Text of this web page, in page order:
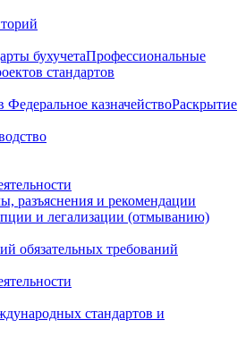
бухучетаПрофессиональные
стандартов
Федеральное казначействоРаскрытие
разъяснения и рекомендации
и легализации (отмыванию)
обязательных требований
стандартов и